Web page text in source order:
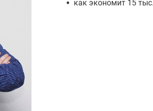
• как экономит 15